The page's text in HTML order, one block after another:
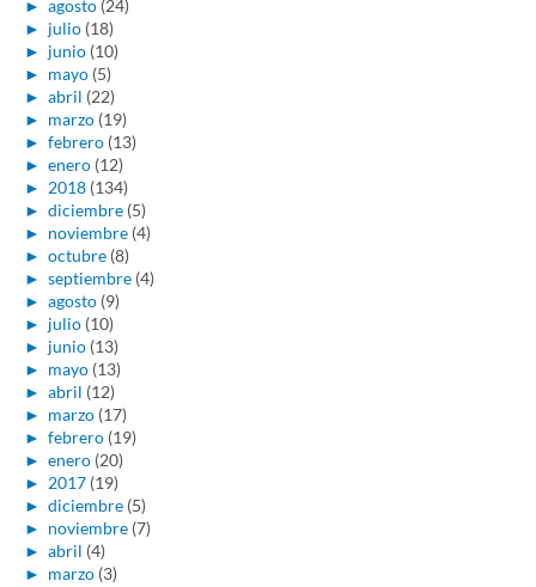
► agosto (24)
► julio (18)
► junio (10)
► mayo (5)
► abril (22)
► marzo (19)
► febrero (13)
► enero (12)
► 2018 (134)
► diciembre (5)
► noviembre (4)
► octubre (8)
► septiembre (4)
► agosto (9)
► julio (10)
► junio (13)
► mayo (13)
► abril (12)
► marzo (17)
► febrero (19)
► enero (20)
► 2017 (19)
► diciembre (5)
► noviembre (7)
► abril (4)
► marzo (3)